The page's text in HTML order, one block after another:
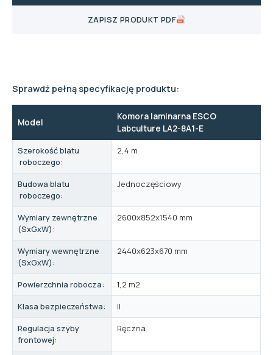
ZAPISZ PRODUKT PDF
Sprawdź pełną specyfikację produktu:
Model
Komora laminarna ESCO
Labculture LA2-8A1-E
Szerokość blatu
roboczego:
2,4 m
Budowa blatu
roboczego:
Jednoczęściowy
Wymiary zewnętrzne
(SxGxW):
2600x852x1540 mm
Wymiary wewnętrzne
(SxGxW):
2440x623x670 mm
Powierzchnia robocza:
1,2 m2
Klasa bezpieczeństwa:
II
Regulacja szyby
frontowej:
Ręczna